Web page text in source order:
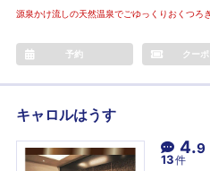
源泉かけ流しの天然温泉でごゆっくりおくつろ
予約 クー
キャロルはうす
4.9
13件